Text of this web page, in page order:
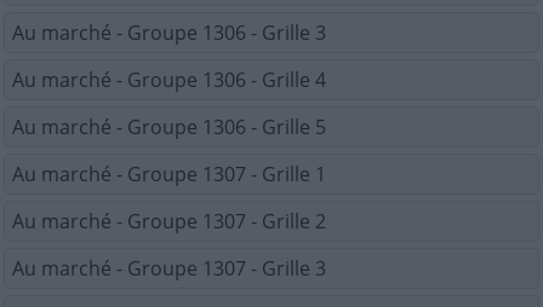
Au marché - Groupe 1306 - Grille 3
Au marché - Groupe 1306 - Grille 4
Au marché - Groupe 1306 - Grille 5
Au marché - Groupe 1307 - Grille 1
Au marché - Groupe 1307 - Grille 2
Au marché - Groupe 1307 - Grille 3